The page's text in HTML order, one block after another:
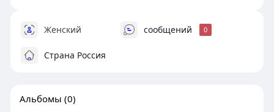
Женский сообщений 0
Страна Россия
Альбомы (0)